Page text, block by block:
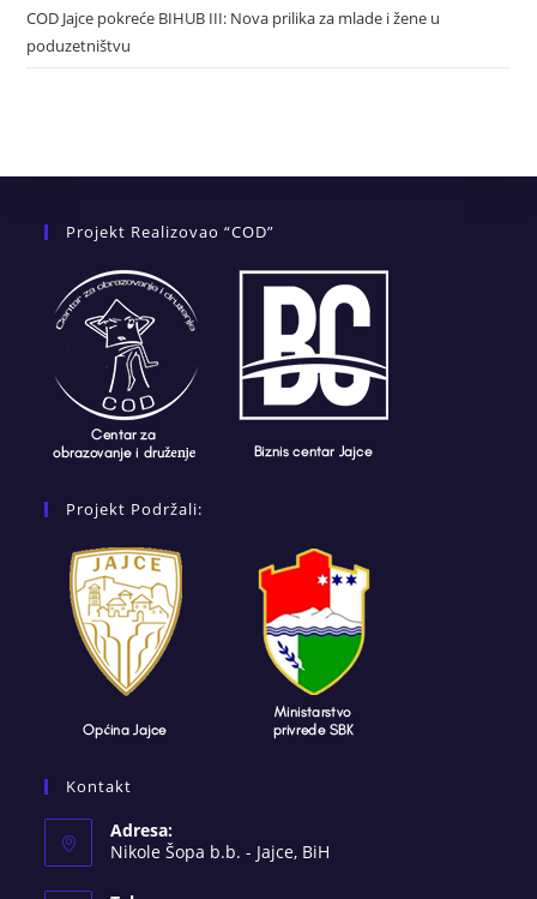
COD Jajce pokreće BIHUB III: Nova prilika za mlade i žene u
poduzetništvu
Projekt Realizovao “COD”
Projekt Podržali:
Kontakt
Adresa:
Nikole Šopa b.b. - Jajce, BiH